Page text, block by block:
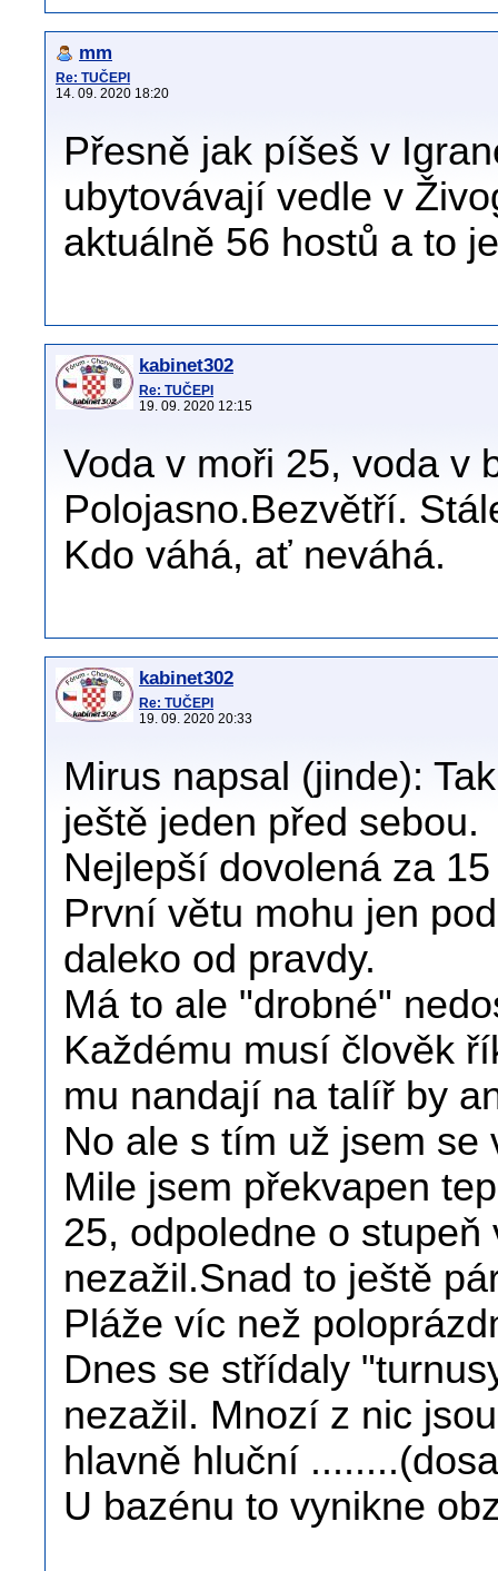
mm
Re: TUČEPI
14. 09. 2020 18:20
Přesně jak píšeš v
ubytovávají vedle v
aktuálně 56 hostů a to
kabinet302
Re: TUČEPI
19. 09. 2020 12:15
Voda v moři 25, voda v
Polojasno.Bezvětří.
Kdo váhá, ať neváhá.
kabinet302
Re: TUČEPI
19. 09. 2020 20:33
Mirus napsal (jinde):
ještě jeden před sebou.
Nejlepší dovolená za
První větu mohu jen
daleko od pravdy.
Má to ale "drobné"
Každému musí člověk
mu nandají na talíř by
No ale s tím už jsem se
Mile jsem překvapen
25, odpoledne o
nezažil.Snad to ještě
Pláže víc než
Dnes se střídaly
nezažil. Mnozí z nic
hlavně hluční
U bazénu to vynikne